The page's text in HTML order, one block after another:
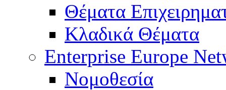
Θέματα
Κλαδικά Θέματα
Enterprise Europe
Νομοθεσία